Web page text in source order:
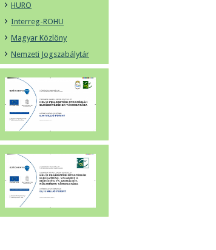
HURO
Interreg-ROHU
Magyar Közlöny
Nemzeti Jogszabálytár